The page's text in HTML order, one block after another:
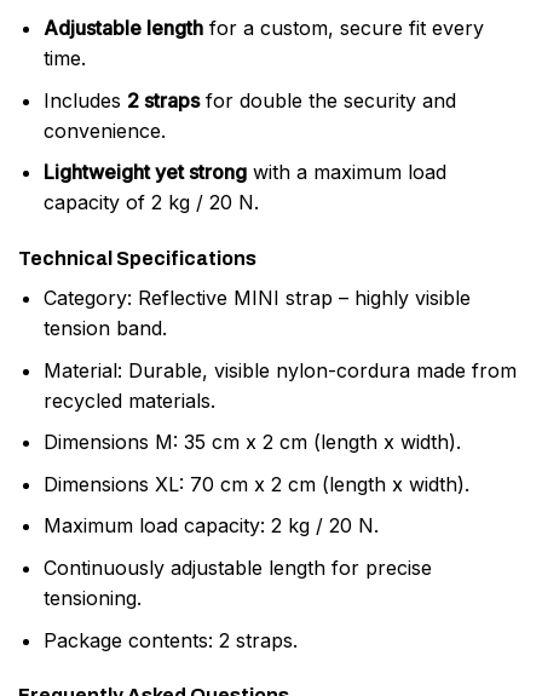
Adjustable lengthfor a custom, secure fit every
time.
Includes 2 strapsfor double the security and
convenience.
Lightweight yet strongwith a maximum load
capacity of 2 kg / 20 N.
Technical Specifications
Category: Reflective MINI strap – highly visible
tension band.
Material: Durable, visible nylon-cordura made from
recycled materials.
Dimensions M: 35 cm x 2 cm (length x width).
Dimensions XL: 70 cm x 2 cm (length x width).
Maximum load capacity: 2 kg / 20 N.
Continuously adjustable length for precise
tensioning.
Package contents: 2 straps.